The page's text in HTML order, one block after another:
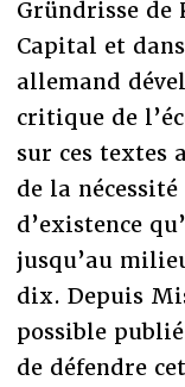
Gründrisse
Capital et
allemand
critique de
sur ces textes
de la
d’existence
jusqu’au
dix. Depuis
possible
de défendre